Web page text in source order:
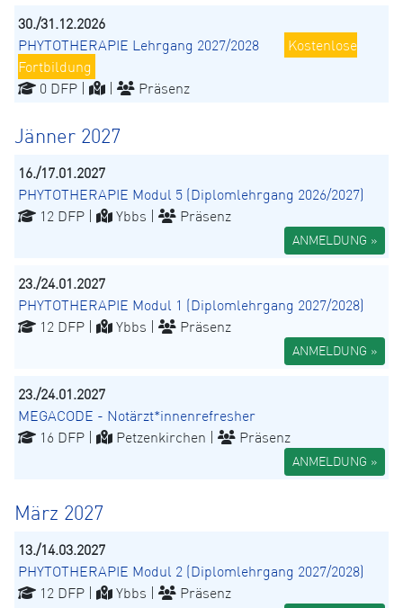
30./31.12.2026
PHYTOTHERAPIE Lehrgang 2027/2028
Kostenlose
Fortbildung
0 DFP |
Präsenz
Jänner 2027
16./17.01.2027
PHYTOTHERAPIE Modul 5 (Diplomlehrgang 2026/2027)
12 DFP |
Ybbs | Präsenz
ANMELDUNG »
23./24.01.2027
PHYTOTHERAPIE Modul 1 (Diplomlehrgang 2027/2028)
12 DFP |
Ybbs | Präsenz
ANMELDUNG »
23./24.01.2027
MEGACODE - Notärzt*innenrefresher
16 DFP |
Petzenkirchen | Präsenz
ANMELDUNG »
März 2027
13./14.03.2027
PHYTOTHERAPIE Modul 2 (Diplomlehrgang 2027/2028)
12 DFP |
Ybbs | Präsenz